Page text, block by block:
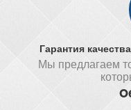
Гарантия
Мы предлагаем